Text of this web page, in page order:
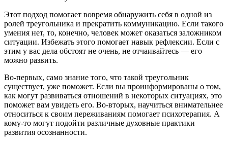
Этот подход помогает вовремя обнаружить себя в одной из
ролей треугольника и прекратить коммуникацию. Если такого
умения нет, то, конечно, человек может оказаться заложником
ситуации. Избежать этого помогает навык рефлексии. Если с
этим у вас дела обстоят не очень, не отчаивайтесь — его
можно развить.
Во-первых, само знание того, что такой треугольник
существует, уже поможет. Если вы проинформированы о том,
как могут развиваться отношений в некоторых ситуациях, это
поможет вам увидеть его. Во-вторых, научиться внимательнее
относиться к своим переживаниям помогает психотерапия. А
кому-то могут подойти различные духовные практики
развития осознанности.